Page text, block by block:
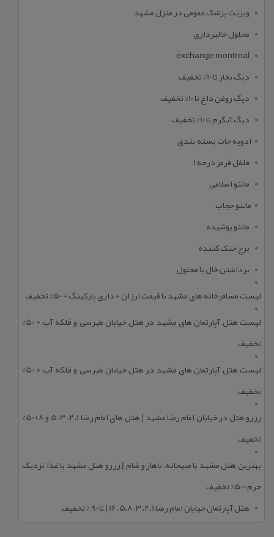
ویزیت پزشک عمومی در منزل مشهد
محلول خالبرداری
exchange montreal
دیگ بخار تا 10% تخفیف
دیگ روغن داغ تا 10% تخفیف
دیگ آبگرم تا 10% تخفیف
ادویه جات بسته بندی
فلفل قرمز درجه 1
مانتو اسلامی
مانتو حجاب
مانتو پوشیده
برج خنک کننده
برداشتن خال با محلول
لیست مسافرخانه های مشهد با قیمت ارزان + داری پارکینگ + 50% تخفیف
لیست هتل آپارتمان های مشهد در هتل خیابان طبرسی و فلکه آب + 50%
تخفیف
لیست هتل آپارتمان های مشهد در هتل خیابان طبرسی و فلکه آب + 50%
تخفیف
رزرو هتل در خیابان امام رضا مشهد | هتل‌ های امام رضا 1، 2، 3، 5 و 8+50%
تخفیف
بهترین هتل مشهد با صبحانه، ناهار و شام | رزرو هتل مشهد با غذا نزدیک
حرم+50% تخفیف
هتل آپارتمان خیابان امام رضا 1، 2، 3، 5،8 ،16 | تا 90 % تخفیف